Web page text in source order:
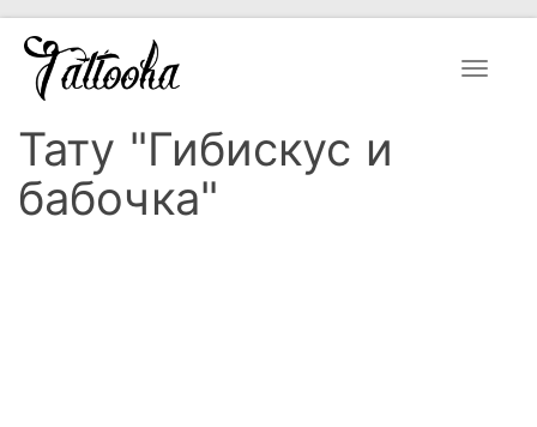
Toggle
Тату "Гибискус и
бабочка"